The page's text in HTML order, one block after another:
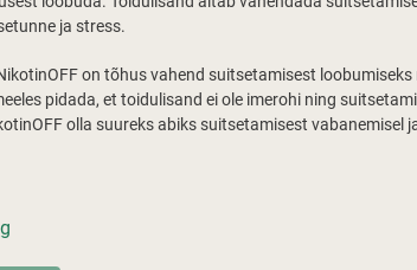
ja stress.
on tõhus vahend suitsetamisest
pidada, et toidulisand ei ole imerohi ning
olla suureks abiks suitsetamisest vabanemisel